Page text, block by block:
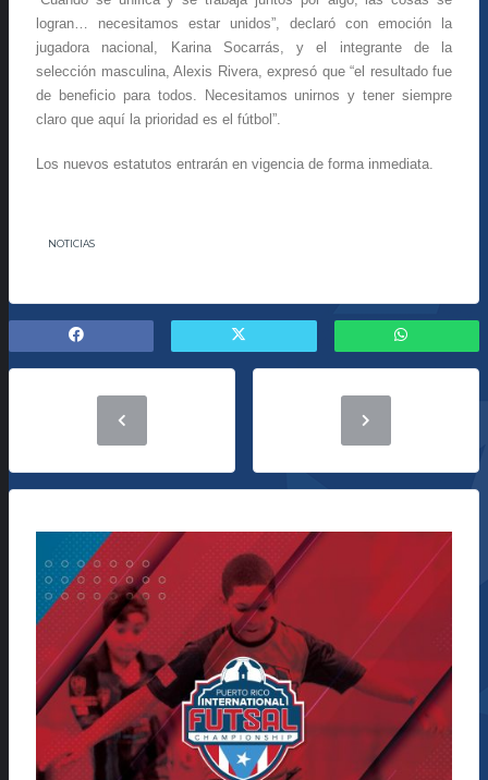
logran… necesitamos estar unidos”, declaró con emoción la
jugadora nacional, Karina Socarrás, y el integrante de la
selección masculina, Alexis Rivera, expresó que “el resultado fue
de beneficio para todos. Necesitamos unirnos y tener siempre
claro que aquí la prioridad es el fútbol”.
Los nuevos estatutos entrarán en vigencia de forma inmediata.
NOTICIAS